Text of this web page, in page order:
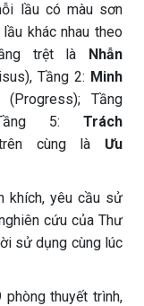
lầu có màu sơn
khác nhau theo
trệt là
Nhẫn
Tầng 2: Minh
(Progress); Tầng
5:Trách
cùng là Ưu
khích, yêu cầu sử
cứu của Thư
sử dụng cùng lúc
thuyết trình,